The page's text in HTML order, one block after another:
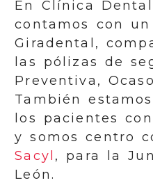
En Clínica
contamos con
Giradental,
las pólizas de
Preventiva,
También
los pacientes
y somos centro
Sacyl , para la
León.